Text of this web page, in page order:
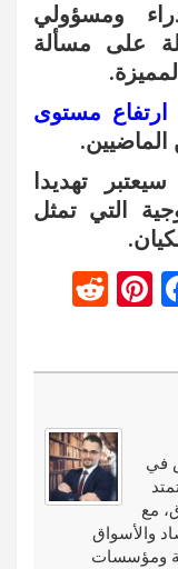
ومسؤولي
على مسألة
ارتفاع مستوى
الماضيين.
تهديدا
التي تمثل
F
ce
o
k
Pi
er
t
d
t
في
مع
والأسواق
ومؤسسات